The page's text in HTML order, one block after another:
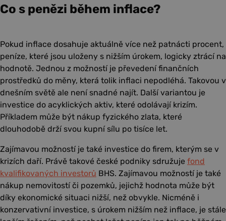
Co s penězi během inflace?
Pokud inflace dosahuje aktuálně více než patnácti procent,
peníze, které jsou uloženy s nižším úrokem, logicky ztrácí na
hodnotě. Jednou z možností je převedení finančních
prostředků do měny, která tolik inflaci nepodléhá. Takovou v
dnešním světě ale není snadné najít. Další variantou je
investice do acyklických aktiv, které odolávají krizím.
Příkladem může být nákup fyzického zlata, které
dlouhodobě drží svou kupní sílu po tisíce let.
Zajímavou možností je také investice do firem, kterým se v
krizích daří. Právě takové české podniky sdružuje fond
kvalifikovaných investorů BHS. Zajímavou možností je také
nákup nemovitostí či pozemků, jejichž hodnota může být
díky ekonomické situaci nižší, než obvykle. Nicméně i
konzervativní investice, s úrokem nižším než inflace, je stále